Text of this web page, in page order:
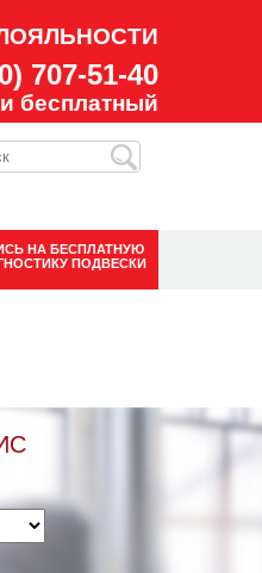
707-51-40
бесплатный
НА БЕСПЛАТНУЮ
ПОДВЕСКИ